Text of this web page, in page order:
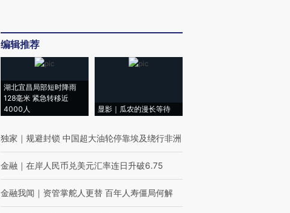
编辑推荐
湖北宜昌局部短时降雨
128毫米 紧急转移近
4000人
显影｜瓜农的漫长等待
独家 ｜ 规避封锁 中国超大油轮停靠埃及绕行非洲
金融 ｜ 在岸人民币兑美元汇率连日升破6.75
金融我闻 ｜ 资管掌舵人更替 百年人寿僵局何解